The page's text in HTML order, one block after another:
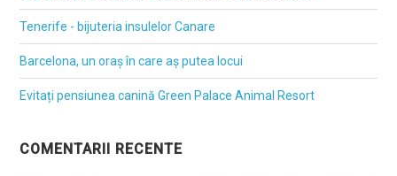
Tenerife - bijuteria insulelor Canare
Barcelona, un oraș în care aș putea locui
Evitați pensiunea canină Green Palace Animal Resort
COMENTARII RECENTE